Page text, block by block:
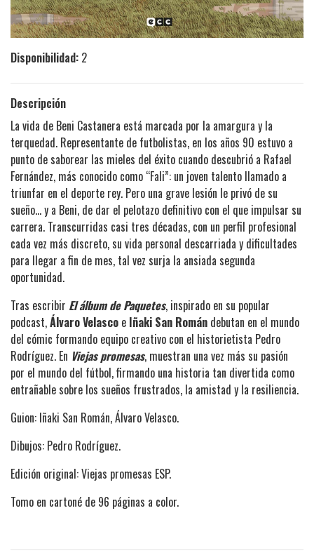
Disponibilidad: 2
Descripción
La vida de Beni Castanera está marcada por la amargura y la
terquedad. Representante de futbolistas, en los años 90 estuvo a
punto de saborear las mieles del éxito cuando descubrió a Rafael
Fernández, más conocido como “Fali”: un joven talento llamado a
triunfar en el deporte rey. Pero una grave lesión le privó de su
sueño… y a Beni, de dar el pelotazo definitivo con el que impulsar su
carrera. Transcurridas casi tres décadas, con un perfil profesional
cada vez más discreto, su vida personal descarriada y dificultades
para llegar a fin de mes, tal vez surja la ansiada segunda
oportunidad.
Tras escribir El álbum de Paquetes, inspirado en su popular
podcast,Álvaro Velasco e Iñaki San Román debutan en el mundo
del cómic formando equipo creativo con el historietista Pedro
Rodríguez. En Viejas promesas, muestran una vez más su pasión
por el mundo del fútbol, firmando una historia tan divertida como
entrañable sobre los sueños frustrados, la amistad y la resiliencia.
Guion: Iñaki San Román, Álvaro Velasco.
Dibujos: Pedro Rodríguez.
Edición original: Viejas promesas ESP.
Tomo en cartoné de 96 páginas a color.